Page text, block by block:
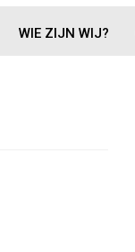
WIE ZIJN WIJ?